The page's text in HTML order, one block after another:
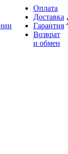
Оплата
Доставка
Гарантия
Возврат
и обмен